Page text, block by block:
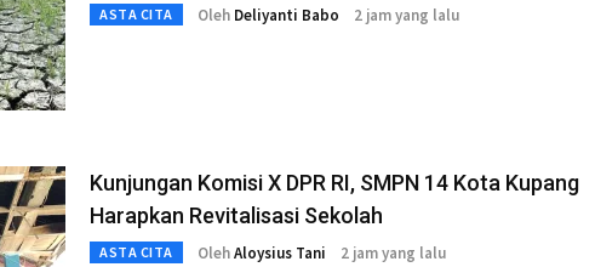
ASTA CITA Oleh Deliyanti Babo 2 jam yang lalu
Kunjungan Komisi X DPR RI, SMPN 14 Kota Kupang
Harapkan Revitalisasi Sekolah
ASTA CITA OlehAloysius Tani 2 jam yang lalu